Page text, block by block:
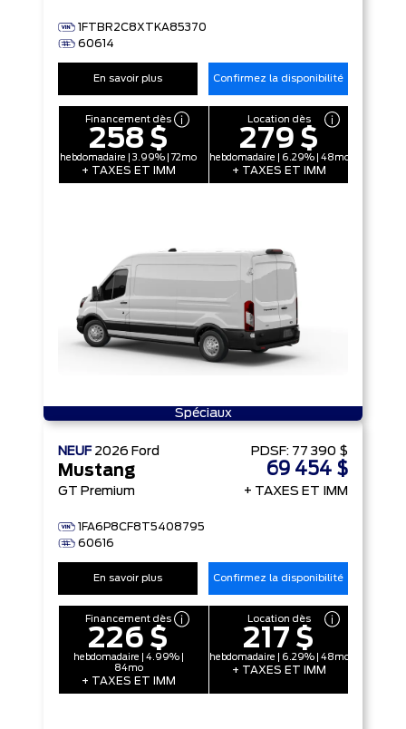
1FTBR2C8XTKA85370
60614
En savoir plus Confirmez la disponibilité
Financement dès
258 $
hebdomadaire | 3.99% | 72mo
+ TAXES ET IMM
Location dès
279 $
hebdomadaire | 6.29% | 48mo
+ TAXES ET IMM
Spéciaux
NEUF 2026 Ford
Mustang
GT Premium
1FA6P8CF8T5408795
60616
PDSF: 77 390 $
69 454 $
+ TAXES ET IMM
En savoir plus Confirmez la disponibilité
Financement dès
226 $
hebdomadaire | 4.99% |
84mo
+ TAXES ET IMM
Location dès
217 $
hebdomadaire | 6.29% | 48mo
+ TAXES ET IMM